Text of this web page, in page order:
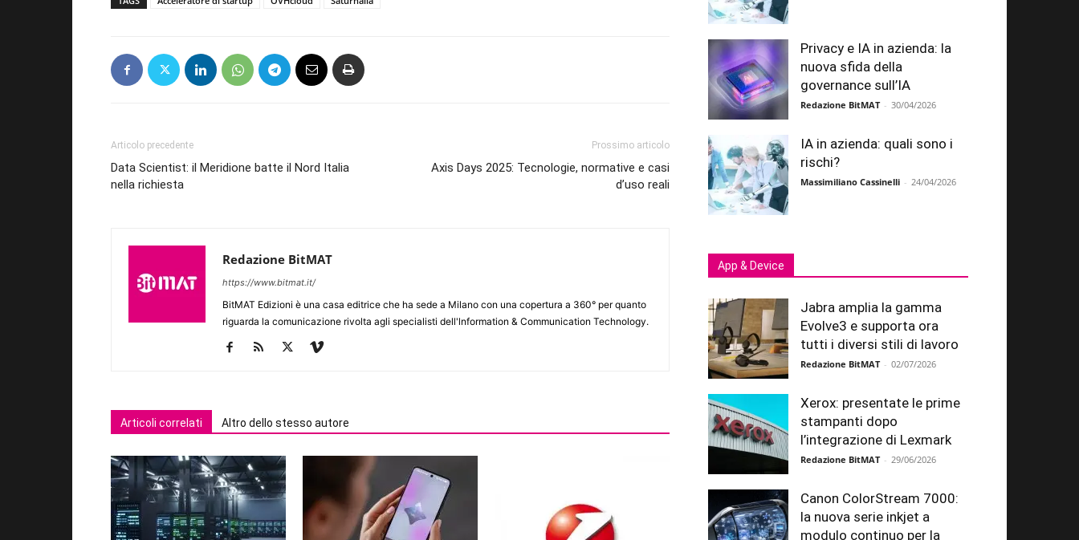
Articolo precedente
Data Scientist: il Meridione batte il Nord Italia
nella richiesta
Prossimo articolo
Axis Days 2025: Tecnologie, normative e casi
d’uso reali
Redazione BitMAT
https://www.bitmat.it/
BitMAT Edizioni è una casa editrice che ha sede a Milano con una copertura a 360° per quanto
riguarda la comunicazione rivolta agli specialisti dell'lnformation & Communication Technology.
Articoli correlati Altro dello stesso autore
Privacy e IA in azienda: la
nuova sfida della
governance sull’IA
Redazione BitMAT - 30/04/2026
IA in azienda: quali sono i
rischi?
Massimiliano Cassinelli - 24/04/2026
App & Device
Jabra amplia la gamma
Evolve3 e supporta ora
tutti i diversi stili di lavoro
Redazione BitMAT - 02/07/2026
Xerox: presentate le prime
stampanti dopo
l’integrazione di Lexmark
Redazione BitMAT - 29/06/2026
Canon ColorStream 7000:
la nuova serie inkjet a
modulo continuo per la